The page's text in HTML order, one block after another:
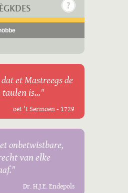
et Mastreegs de
taulen is..."
oet 't Sermoen - 1729
onbetwistbare,
van elke
Dr. H.J.E. Endepols